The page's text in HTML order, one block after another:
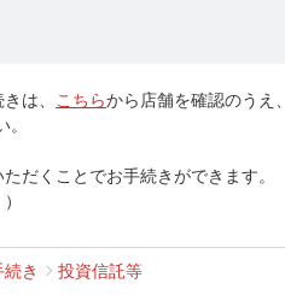
は、 こちらから店舗を確認のうえ、
だくことでお手続きができます。
き 投資信託等